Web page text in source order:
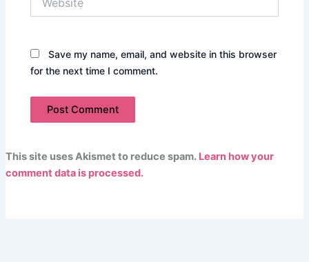
Save my name, email, and website in this browser
for the next time I comment.
This site uses Akismet to reduce spam. Learn how your
comment data is processed.